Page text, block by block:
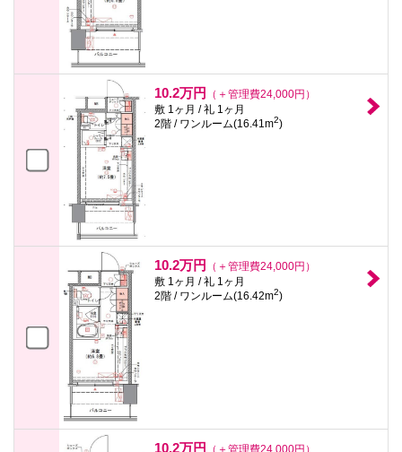
10.2万円
（＋管理費24,000円）
敷 1ヶ月 / 礼 1ヶ月
2階 / ワンルーム(16.41m2)
10.2万円
（＋管理費24,000円）
敷 1ヶ月 / 礼 1ヶ月
2階 / ワンルーム(16.42m2)
10.2万円
（＋管理費24,000円）